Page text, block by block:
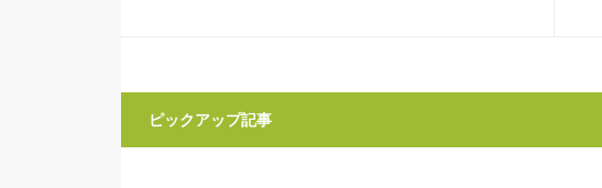
ピックアップ記事